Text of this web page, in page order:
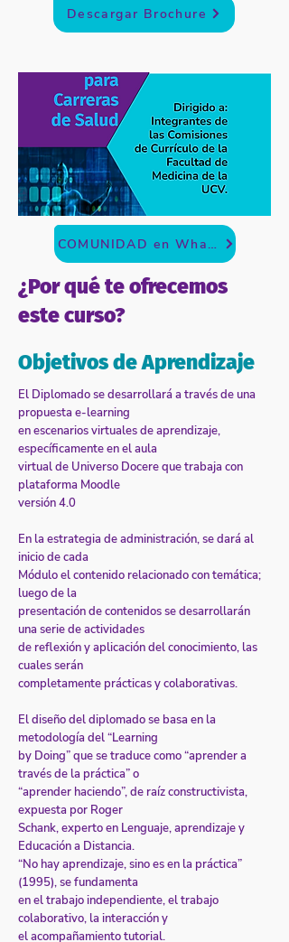
Descargar Brochure
COMUNIDAD en Whatsapp
¿Por qué te ofrecemos
este curso?
Objetivos de Aprendizaje
El Diplomado se desarrollará a través de una
propuesta e-learning
en escenarios virtuales de aprendizaje,
específicamente en el aula
virtual de Universo Docere que trabaja con
plataforma Moodle
versión 4.0
En la estrategia de administración, se dará al
inicio de cada
Módulo el contenido relacionado con temática;
luego de la
presentación de contenidos se desarrollarán
una serie de actividades
de reflexión y aplicación del conocimiento, las
cuales serán
completamente prácticas y colaborativas.
El diseño del diplomado se basa en la
metodología del “Learning
by Doing” que se traduce como “aprender a
través de la práctica” o
“aprender haciendo”, de raíz constructivista,
expuesta por Roger
Schank, experto en Lenguaje, aprendizaje y
Educación a Distancia.
“No hay aprendizaje, sino es en la práctica”
(1995), se fundamenta
en el trabajo independiente, el trabajo
colaborativo, la interacción y
el acompañamiento tutorial.